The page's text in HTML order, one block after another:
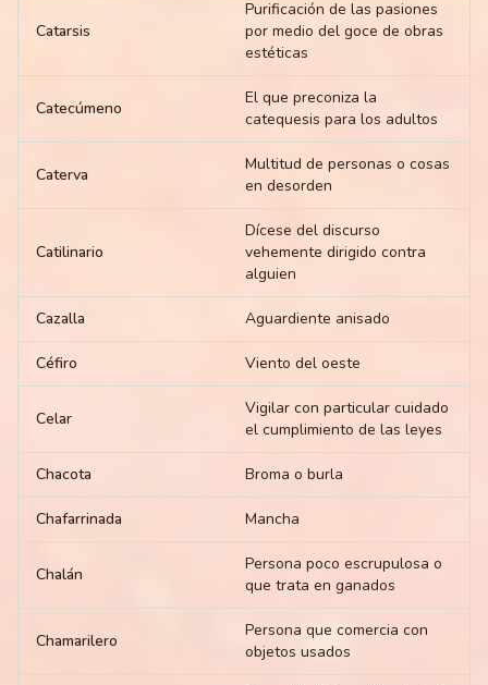
Catarsis
Purificación de las pasiones
por medio del goce de obras
estéticas
Catecúmeno
El que preconiza la
catequesis para los adultos
Caterva
Multitud de personas o cosas
en desorden
Catilinario
Dícese del discurso
vehemente dirigido contra
alguien
Cazalla Aguardiente anisado
Céfiro Viento del oeste
Celar
Vigilar con particular cuidado
el cumplimiento de las leyes
Chacota Broma o burla
Chafarrinada Mancha
Chalán
Persona poco escrupulosa o
que trata en ganados
Chamarilero
Persona que comercia con
objetos usados